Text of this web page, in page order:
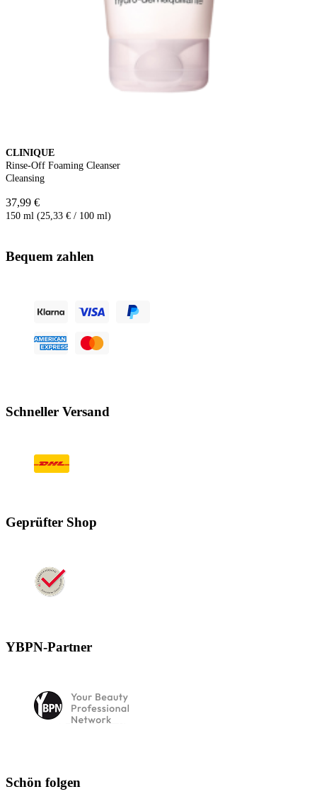
CLINIQUE
Rinse-Off Foaming Cleanser
Cleansing
37,99 €
150 ml (25,33 € / 100 ml)
Bequem zahlen
Schneller Versand
Geprüfter Shop
YBPN-Partner
Schön folgen